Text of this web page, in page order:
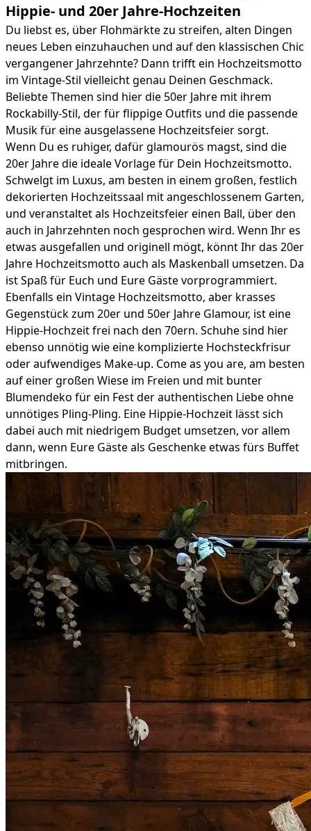
Hippie- und 20er Jahre-Hochzeiten
Du liebst es, über Flohmärkte zu streifen, alten Dingen
neues Leben einzuhauchen und auf den klassischen Chic
vergangener Jahrzehnte? Dann trifft ein Hochzeitsmotto
im Vintage-Stil vielleicht genau Deinen Geschmack.
Beliebte Themen sind hier die 50er Jahre mit ihrem
Rockabilly-Stil, der für flippige Outfits und die passende
Musik für eine ausgelassene Hochzeitsfeier sorgt.
Wenn Du es ruhiger, dafür glamourös magst, sind die
20er Jahre die ideale Vorlage für Dein Hochzeitsmotto.
Schwelgt im Luxus, am besten in einem großen, festlich
dekorierten Hochzeitssaal mit angeschlossenem Garten,
und veranstaltet als Hochzeitsfeier einen Ball, über den
auch in Jahrzehnten noch gesprochen wird. Wenn Ihr es
etwas ausgefallen und originell mögt, könnt Ihr das 20er
Jahre Hochzeitsmotto auch als Maskenball umsetzen. Da
ist Spaß für Euch und Eure Gäste vorprogrammiert.
Ebenfalls ein Vintage Hochzeitsmotto, aber krasses
Gegenstück zum 20er und 50er Jahre Glamour, ist eine
Hippie-Hochzeit frei nach den 70ern. Schuhe sind hier
ebenso unnötig wie eine komplizierte Hochsteckfrisur
oder aufwendiges Make-up. Come as you are, am besten
auf einer großen Wiese im Freien und mit bunter
Blumendeko für ein Fest der authentischen Liebe ohne
unnötiges Pling-Pling. Eine Hippie-Hochzeit lässt sich
dabei auch mit niedrigem Budget umsetzen, vor allem
dann, wenn Eure Gäste als Geschenke etwas fürs Buffet
mitbringen.